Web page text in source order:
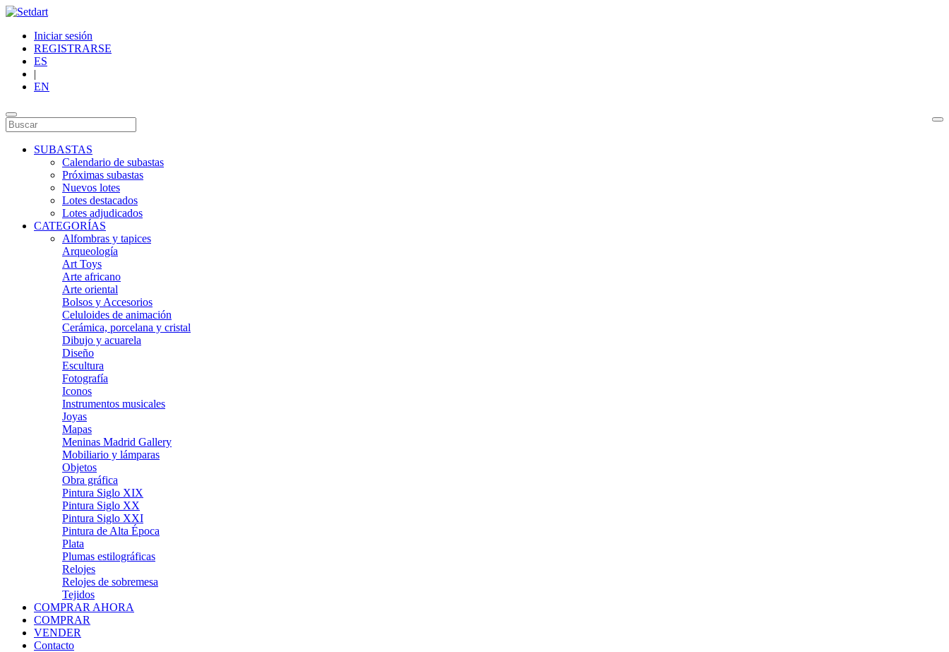
Iniciar sesión
REGISTRARSE
ES
|
EN
SUBASTAS
Calendario de subastas
Próximas subastas
Nuevos lotes
Lotes destacados
Lotes adjudicados
CATEGORÍAS
Alfombras y tapices
Arqueología
Art Toys
Arte africano
Arte oriental
Bolsos y Accesorios
Celuloides de animación
Cerámica, porcelana y cristal
Dibujo y acuarela
Diseño
Escultura
Fotografía
Iconos
Instrumentos musicales
Joyas
Mapas
Meninas Madrid Gallery
Mobiliario y lámparas
Objetos
Obra gráfica
Pintura Siglo XIX
Pintura Siglo XX
Pintura Siglo XXI
Pintura de Alta Época
Plata
Plumas estilográficas
Relojes
Relojes de sobremesa
Tejidos
COMPRAR AHORA
COMPRAR
VENDER
Contacto